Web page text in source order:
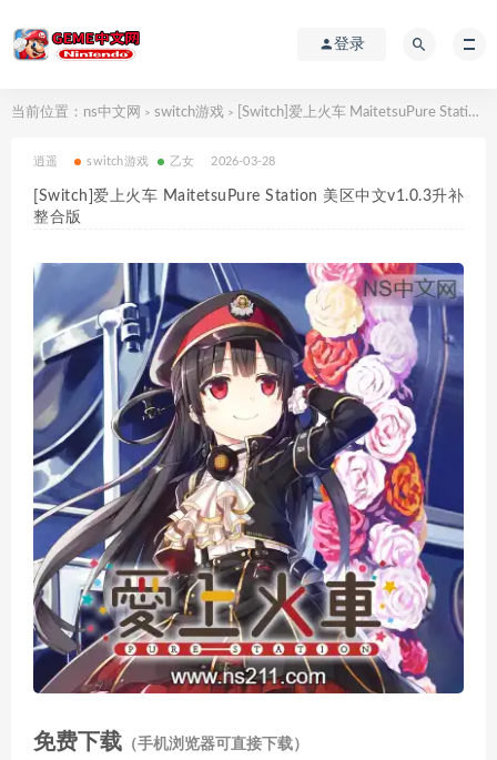
登录
当前位置： ns中文网 > switch游戏 > [Switch]爱上火车 MaitetsuPure Station 美区中文v1.0.3升补整合版
逍遥 switch游戏 乙女 2026-03-28
[Switch]爱上火车 MaitetsuPure Station 美区中文v1.0.3升补
整合版
免费下载 （手机浏览器可直接下载）